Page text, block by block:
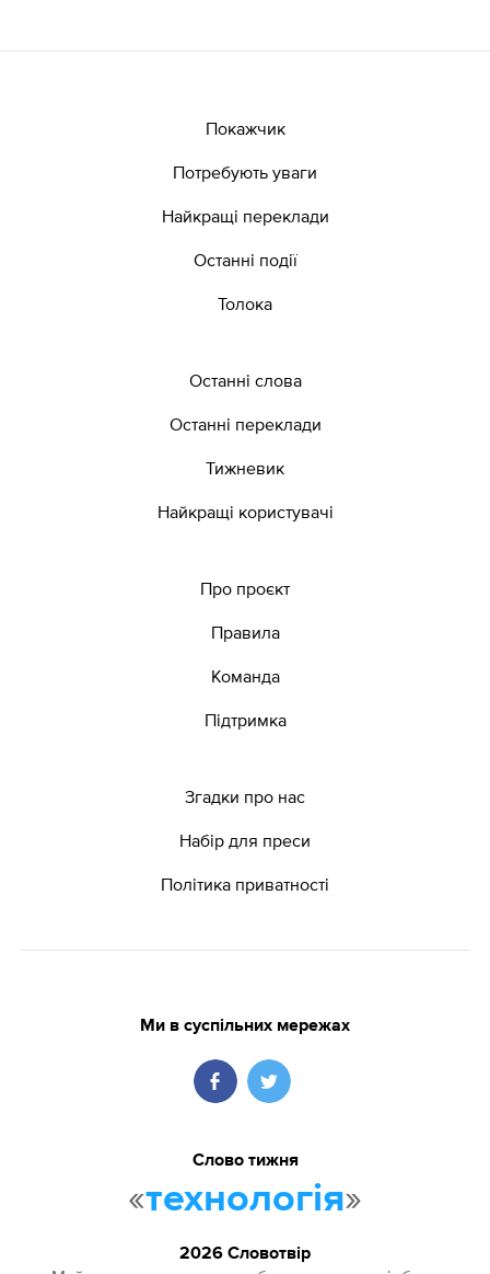
Покажчик
Потребують уваги
Найкращі переклади
Останні події
Толока
Останні слова
Останні переклади
Тижневик
Найкращі користувачі
Про проєкт
Правила
Команда
Підтримка
Згадки про нас
Набір для преси
Політика приватності
Ми в суспільних мережах
Слово тижня
«технологія»
2026 Словотвір